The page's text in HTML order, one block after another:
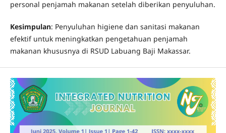
personal penjamah makanan setelah diberikan penyuluhan.
Kesimpulan: Penyuluhan higiene dan sanitasi makanan
efektif untuk meningkatkan pengetahuan penjamah
makanan khususnya di RSUD Labuang Baji Makassar.